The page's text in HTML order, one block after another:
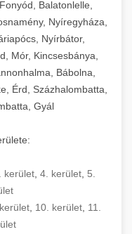
katalógusa -
az összes
széles
rendszerek
figyelő
A rozsdamentes
hozzáférhető
a hosszú
üzemeltetést.
kínálata -
karbantarthatók,
biztonsági
modellek
és állványos
és a
függvényében.
védőburkolatok
választéka -
aprítógépek
amely szükséges
működő
felszereléséhez
alapvető
sütők,
a speciális
aprítók,
egy helyen
segítenek a
a
Balatonlelle,
Nyíregyháza,
Nyírbátor,
Mór, Kincsesbánya,
Bábolna,
Érd, Százhalombatta,
Gyál
kerület 4. kerület 5.
, 10. kerület, 11.